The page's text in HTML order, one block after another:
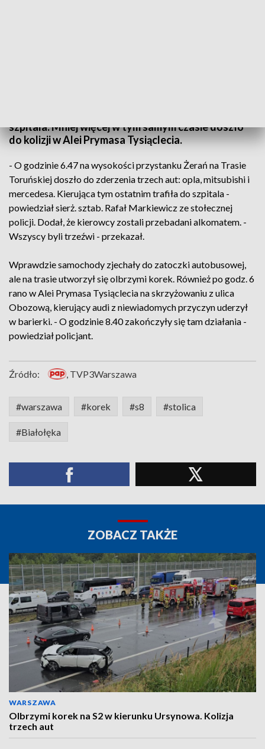
szpitala. Mniej więcej w tym samym czasie doszło
do kolizji w Alei Prymasa Tysiąclecia.
- O godzinie 6.47 na wysokości przystanku Żerań na Trasie
Toruńskiej doszło do zderzenia trzech aut: opla, mitsubishi i
mercedesa. Kierująca tym ostatnim trafiła do szpitala -
powiedział sierż. sztab. Rafał Markiewicz ze stołecznej
policji. Dodał, że kierowcy zostali przebadani alkomatem. -
Wszyscy byli trzeźwi - przekazał.
Wprawdzie samochody zjechały do zatoczki autobusowej,
ale na trasie utworzył się olbrzymi korek. Również po godz. 6
rano w Alei Prymasa Tysiąclecia na skrzyżowaniu z ulica
Obozową, kierujący audi z niewiadomych przyczyn uderzył
w barierki. - O godzinie 8.40 zakończyły się tam działania -
powiedział policjant.
Źródło: , TVP3Warszawa
#warszawa #korek #s8 #stolica
#Białołęka
ZOBACZ TAKŻE
WARSZAWA
Olbrzymi korek na S2 w kierunku Ursynowa. Kolizja
trzech aut